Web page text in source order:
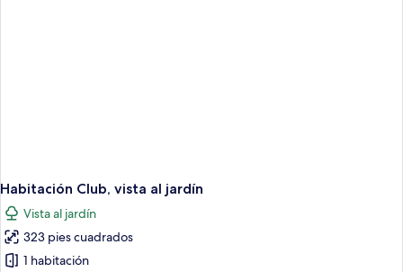
Habitación Club, vista al jardín
Vista al jardín
323 pies cuadrados
1 habitación